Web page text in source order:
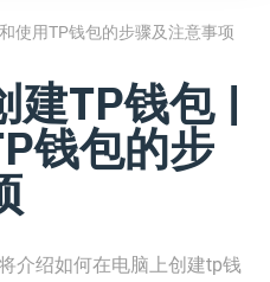
使用TP钱包的步骤及注意事项
建TP钱包 |
钱包的步
介绍如何在电脑上创建tp钱